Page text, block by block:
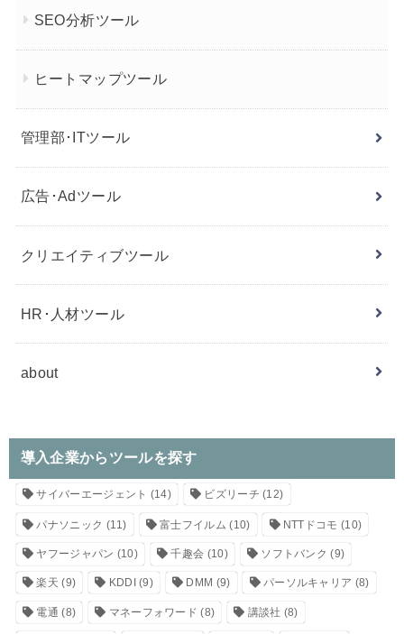
SEO分析ツール
ヒートマップツール
管理部･ITツール
広告･Adツール
クリエイティブツール
HR･人材ツール
about
導入企業からツールを探す
サイバーエージェント (14) ビズリーチ (12)
パナソニック (11) 富士フイルム (10) NTTドコモ (10)
ヤフージャパン (10) 千趣会 (10) ソフトバンク (9)
楽天 (9) KDDI (9) DMM (9) パーソルキャリア (8)
電通 (8) マネーフォワード (8) 講談社 (8)